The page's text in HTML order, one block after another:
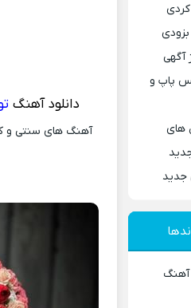
دانلود آهنگ
آهنگ های سنتی و
آگهی
پاپ و
های
جدید
آهنگ